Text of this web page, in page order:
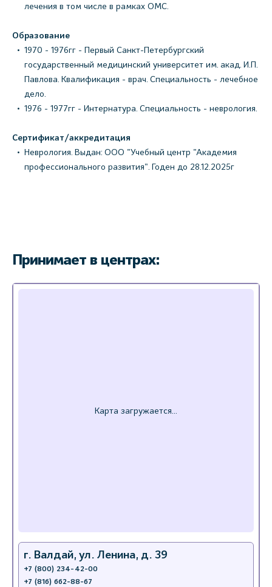
лечения в том числе в рамках ОМС.
Образование
1970 - 1976гг - Первый Санкт-Петербургский
государственный медицинский университет им. акад. И.П.
Павлова. Квалификация - врач. Специальность - лечебное
дело.
1976 - 1977гг - Интернатура. Специальность - неврология.
Сертификат/аккредитация
Неврология. Выдан: ООО "Учебный центр "Академия
профессионального развития". Годен до 28.12.2025г
Принимает в центрах:
г. Валдай, ул. Ленина, д. 39
+7 (800) 234-42-00
+7 (816) 662-88-67